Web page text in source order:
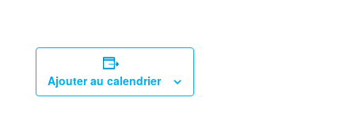
Ajouter au calendrier